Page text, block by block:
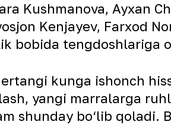
Kushmanova, Ayxan
Kenjayev, Farxod
bobida tengdoshlariga
kunga ishonch
yangi marralarga
shunday bo‘lib